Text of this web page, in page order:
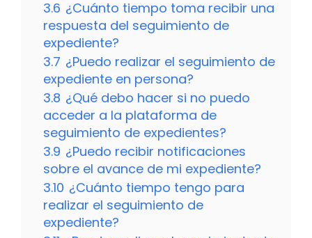
3.6 ¿Cuánto tiempo toma recibir una
respuesta del seguimiento de
expediente?
3.7 ¿Puedo realizar el seguimiento de
expediente en persona?
3.8 ¿Qué debo hacer si no puedo
acceder a la plataforma de
seguimiento de expedientes?
3.9 ¿Puedo recibir notificaciones
sobre el avance de mi expediente?
3.10 ¿Cuánto tiempo tengo para
realizar el seguimiento de
expediente?